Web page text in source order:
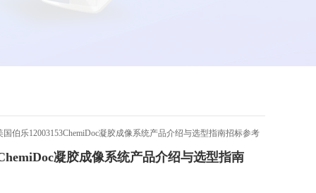
伯乐12003153ChemiDoc凝胶成像系统产品介绍与选型指南招标参考
凝胶成像系统产品介绍与选型指南